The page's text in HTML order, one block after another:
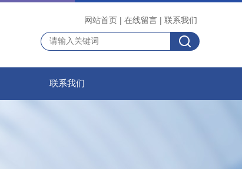
网站首页 | 在线留言 | 联系我们
联系我们